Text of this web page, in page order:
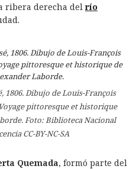
ribera derecha del río
1806. Dibujo de Louis-François
pittoresque et historique
Foto: Biblioteca Nacional
CC-BY-NC-SA
Quemada, formó parte del